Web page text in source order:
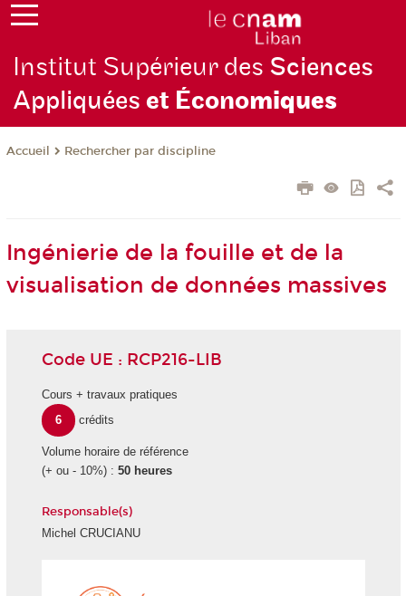
Institut Supérieur des Sciences
Appliquéeset Économiques
Accueil Rechercher par discipline
Ingénierie de la fouille et de la
visualisation de données massives
Code UE : RCP216-LIB
Cours + travaux pratiques
6
crédits
Volume horaire de référence
(+ ou - 10%) : 50 heures
Responsable(s)
Michel CRUCIANU